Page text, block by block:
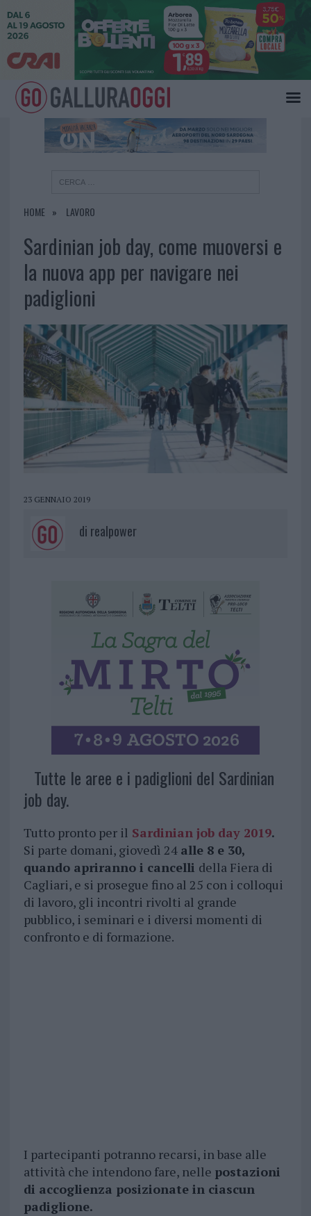
HOME LAVORO
Sardinian job day, come muoversi e
la nuova app per navigare nei
padiglioni
23 GENNAIO 2019
di realpower
Tutte le aree e i padiglioni del Sardinian
job day.
Tutto pronto per il Sardinian job day 2019.
Si parte domani, giovedì 24 alle 8 e 30,
quando apriranno i cancelli della Fiera di
Cagliari, e si prosegue fino al 25 con i colloqui
di lavoro, gli incontri rivolti al grande
pubblico, i seminari e i diversi momenti di
confronto e di formazione.
I partecipanti potranno recarsi, in base alle
attività che intendono fare, nelle postazioni
di accoglienza posizionate in ciascun
padiglione.
×